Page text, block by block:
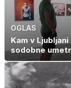
OGLAS
Kam v
sodobne